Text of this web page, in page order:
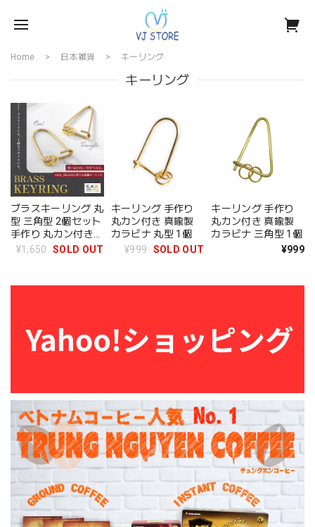
Home 日本雑貨 キーリング
キーリング
ブラスキーリング 丸
型 三角型 2個セット
手作り 丸カン付き
真鍮製 カラビナ
¥1,650 SOLD OUT
キーリング 手作り
丸カン付き 真鍮製
カラビナ 丸型 1個
¥999
SOLD OUT
キーリング 手作り
丸カン付き 真鍮製
カラビナ 三角型 1個
¥999